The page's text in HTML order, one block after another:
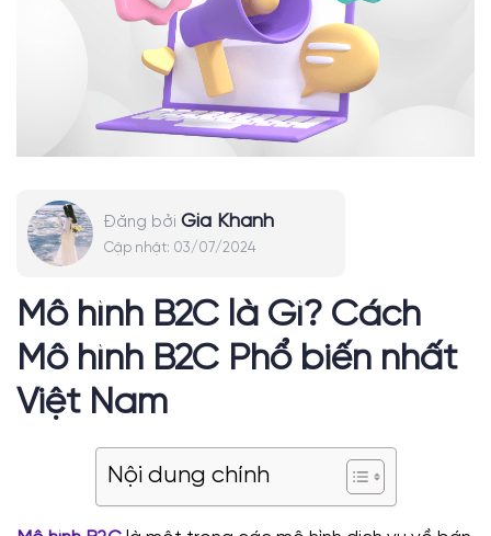
Đăng bởi Gia Khanh
Cập nhật: 03/07/2024
Mô hình B2C là Gì? Cách
Mô hình B2C Phổ biến nhất
Việt Nam
Nội dung chính